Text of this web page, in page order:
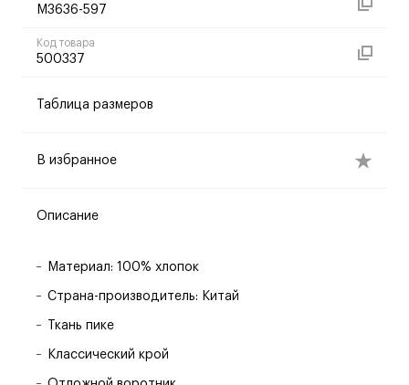
M3636-597
Код товара
500337
Таблица размеров
В избранное
Описание
Материал: 100% хлопок
Страна-производитель: Китай
Ткань пике
Классический крой